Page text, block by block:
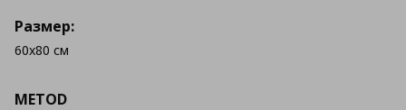
METOD
Размер:
60x80 см